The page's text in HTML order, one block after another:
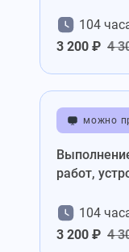
3 200 ₽ 4
можно
работ,
3 200 ₽ 4